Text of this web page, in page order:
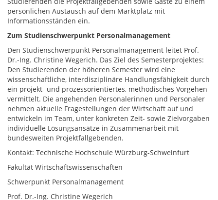
persönlichen Austausch auf dem Marktplatz mit
Informationsständen ein.
Zum Studienschwerpunkt Personalmanagement
Den Studienschwerpunkt Personalmanagement leitet Prof.
Dr.-Ing. Christine Wegerich. Das Ziel des Semesterprojektes:
Den Studierenden der höheren Semester wird eine
wissenschaftliche, interdisziplinäre Handlungsfähigkeit durch
ein projekt- und prozessorientiertes, methodisches Vorgehen
vermittelt. Die angehenden Personalerinnen und Personaler
nehmen aktuelle Fragestellungen der Wirtschaft auf und
entwickeln im Team, unter konkreten Zeit- sowie Zielvorgaben
individuelle Lösungsansätze in Zusammenarbeit mit
bundesweiten Projektfallgebenden.
Kontakt: Technische Hochschule Würzburg-Schweinfurt
Fakultät Wirtschaftswissenschaften
Schwerpunkt Personalmanagement
Prof. Dr.-Ing. Christine Wegerich